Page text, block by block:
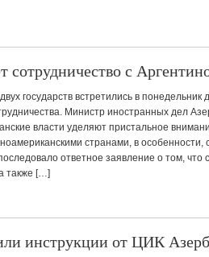
с
государств встретились в понедельник
Министр иностранных дел
власти уделяют пристальное
странами, в особенности,
ответное заявление о том, что
также […]
инструкции от ЦИК